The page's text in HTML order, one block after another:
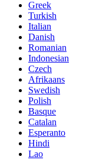
Greek
Turkish
Italian
Danish
Romanian
Indonesian
Czech
Afrikaans
Swedish
Polish
Basque
Catalan
Esperanto
Hindi
Lao